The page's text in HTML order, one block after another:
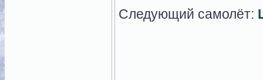
Следующий самолёт: